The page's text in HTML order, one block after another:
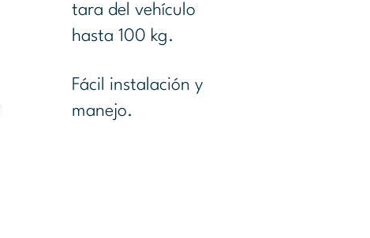
tara del vehículo
hasta 100 kg.
Fácil instalación y
manejo.